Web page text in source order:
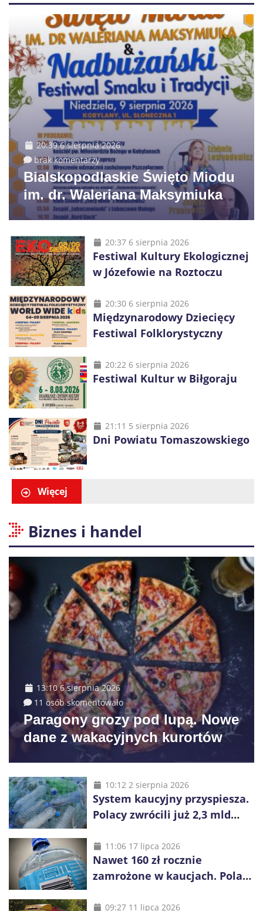
20:39 6 sierpnia 2026
brak komentarzy
Bialskopodlaskie Święto Miodu
im. dr. Waleriana Maksymiuka
20:37 6 sierpnia 2026
Festiwal Kultury Ekologicznej
w Józefowie na Roztoczu
20:30 6 sierpnia 2026
Międzynarodowy Dziecięcy
Festiwal Folklorystyczny
20:22 6 sierpnia 2026
Festiwal Kultur w Biłgoraju
21:11 5 sierpnia 2026
Dni Powiatu Tomaszowskiego
Więcej
Biznes i handel
13:10 6 sierpnia 2026
11 osób skomentowało
Paragony grozy pod lupą. Nowe
dane z wakacyjnych kurortów
10:12 2 sierpnia 2026
System kaucyjny przyspiesza.
Polacy zwrócili już 2,3 mld
11:06 17 lipca 2026
Nawet 160 zł rocznie
zamrożone w kaucjach. Polacy
vouchery
09:27 11 lipca 2026